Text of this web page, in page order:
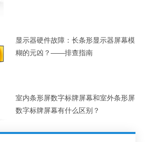
显示器硬件故障：长条形显示器屏幕模
糊的元凶？——排查指南
室内条形屏数字标牌屏幕和室外条形屏
数字标牌屏幕有什么区别？